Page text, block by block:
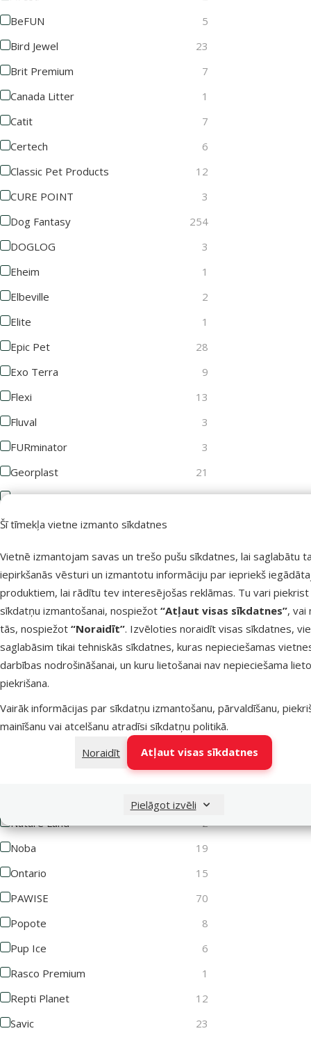
Šī tīmekļa vietne izmanto sīkdatnes
Vietnē izmantojam savas un trešo pušu sīkdatnes, lai saglabātu
iepirkšanās vēsturi un izmantotu informāciju par iepriekš
produktiem, lai rādītu tev interesējošas reklāmas. Tu vari piekrist
sīkdatņu izmantošanai, nospiežot “Atļaut visas sīkdatnes”, vai
tās, nospiežot “Noraidīt”. Izvēloties noraidīt visas sīkdatnes,
saglabāsim tikai tehniskās sīkdatnes, kuras nepieciešamas
darbības nodrošināšanai, un kuru lietošanai nav nepieciešama
piekrišana.
Vairāk informācijas par sīkdatņu izmantošanu, pārvaldīšanu,
mainīšanu vai atcelšanu atradīsi sīkdatņu politikā.
Noraidīt
Atļaut visas sīkdatnes
Pielāgot izvēli
BeFUN
5
Bird Jewel
23
Brit Premium
7
Canada Litter
1
Catit
7
Certech
6
Classic Pet Products
12
CURE POINT
3
Dog Fantasy
254
DOGLOG
3
Eheim
1
Elbeville
2
Elite
1
Epic Pet
28
Exo Terra
9
Flexi
13
Fluval
3
FURminator
3
Georplast
21
GimDog
3
Groom Professional
Juwel
11
KAY
2
KONG
13
Lets Play
1
Magic Cat
62
Marina
10
2
12
Nature Land
2
Noba
19
Ontario
15
PAWISE
70
Popote
8
Pup Ice
6
Rasco Premium
1
Repti Planet
12
Savic
23